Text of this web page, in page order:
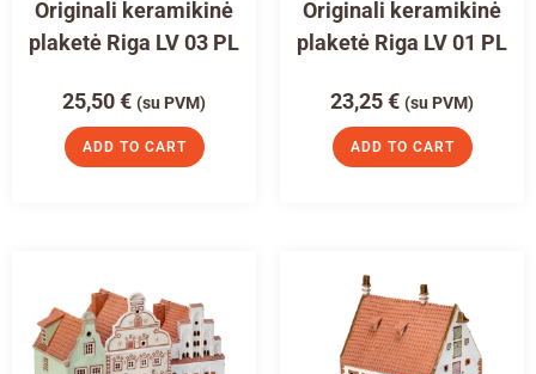
Originali keramikinė
plaketė Riga LV 03 PL
25,50€ (su PVM)
ADD TO CART
Originali keramikinė
plaketė Riga LV 01 PL
23,25€ (su PVM)
ADD TO CART